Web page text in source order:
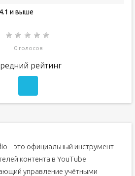
4.1 и выше
0 голосов
рейтинг
– это официальный инструмент
контента в YouTube
управление учётными